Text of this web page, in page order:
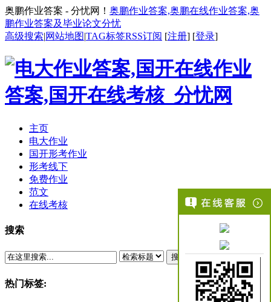
奥鹏作业答案 - 分忧网！ 奥鹏作业答案,奥鹏在线作业答案,奥
鹏作业答案及毕业论文分忧
高级搜索|网站地图|TAG标签RSS订阅 [注册] [登录]
主页
电大作业
国开形考作业
形考线下
免费作业
范文
在线考核
搜索
搜索
热门标签: